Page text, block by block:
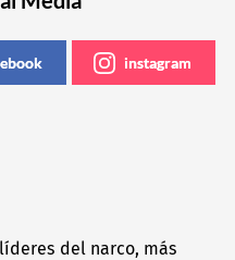
instagram
del narco, más